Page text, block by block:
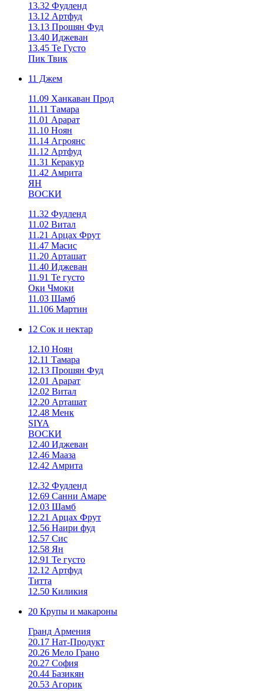
13.32 Фудленд
13.12 Артфуд
13.13 Прошян Фуд
13.40 Иджеван
13.45 Те Густо
Пик Твик
11 Джем
11.09 Ханкаван Прод
11.11 Тамара
11.01 Арарат
11.10 Ноян
11.14 Агроянс
11.12 Артфуд
11.31 Керакур
11.42 Амрита
ЯН
ВОСКИ
11.32 Фудленд
11.02 Витал
11.21 Арцах Фрут
11.47 Масис
11.20 Арташат
11.40 Иджеван
11.91 Те густо
Оки Чмоки
11.03 Шамб
11.106 Мартин
12 Сок и нектар
12.10 Ноян
12.11 Тамара
12.13 Прошян Фуд
12.01 Арарат
12.02 Витал
12.20 Арташат
12.48 Менк
SIYA
ВОСКИ
12.40 Иджеван
12.46 Мааза
12.42 Амрита
12.32 Фудленд
12.69 Санни Амаре
12.03 Шамб
12.21 Арцах Фрут
12.56 Наири фуд
12.57 Сис
12.58 Ян
12.91 Те густо
12.12 Артфуд
Титта
12.50 Киликия
20 Крупы и макароны
Гранд Армения
20.17 Нат-Продукт
20.26 Мело Грано
20.27 София
20.44 Базикян
20.53 Агорик